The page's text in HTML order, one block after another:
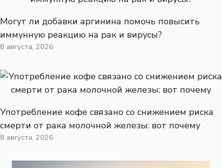
Могут ли добавки аргинина помочь повысить
иммунную реакцию на рак и вирусы?
8 августа, 2026
Употребление кофе связано со снижением риска
смерти от рака молочной железы: вот почему
8 августа, 2026